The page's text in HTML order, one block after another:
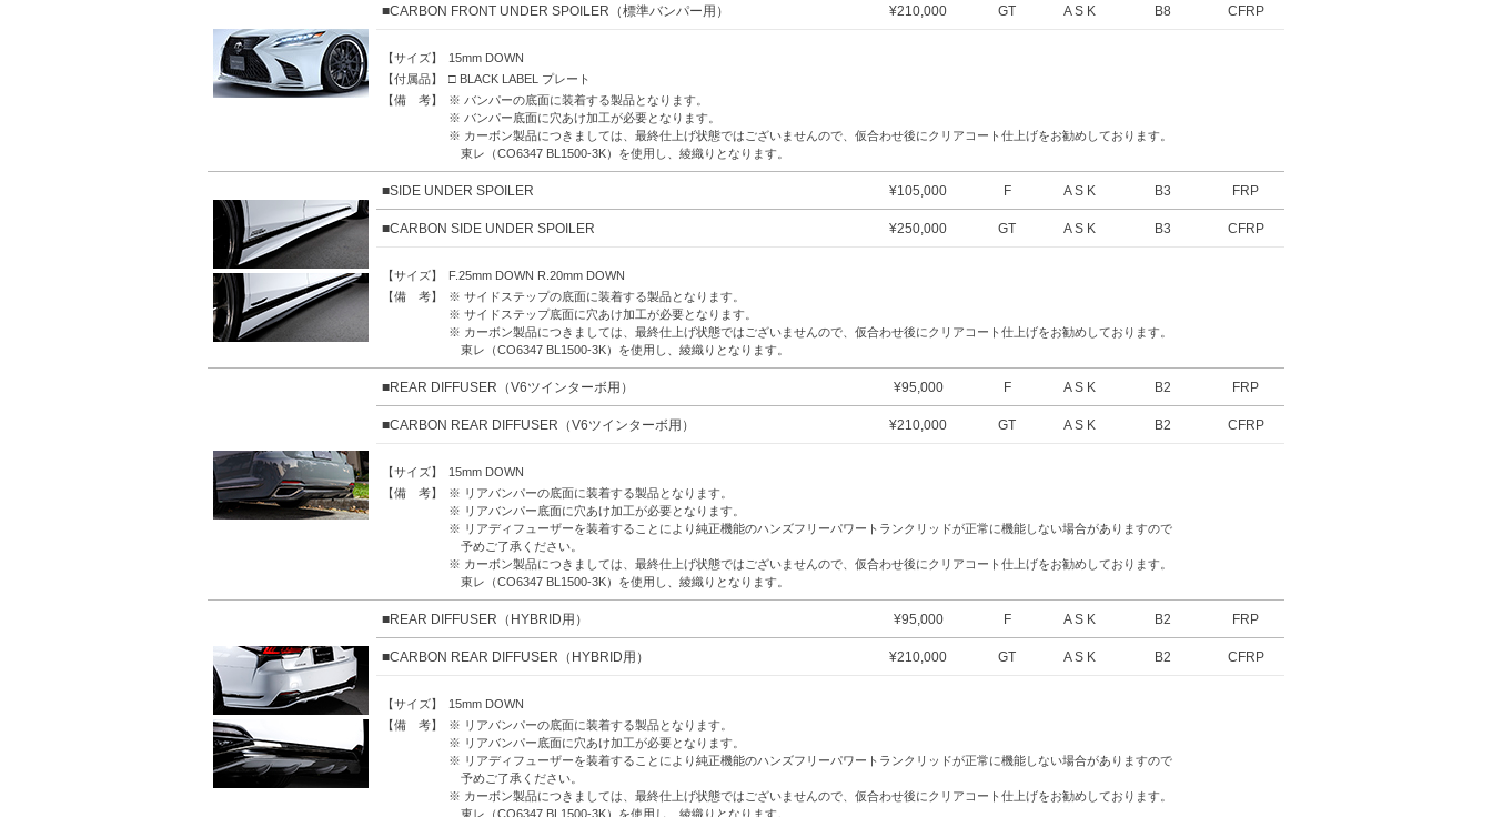
■CARBON FRONT UNDER SPOILER（標準バンパー用） ¥210,000 GT A S K B8 CFRP
【サイズ】
15mm DOWN
【付属品】
□ BLACK LABEL プレート
【備 考】
※ バンパーの底面に装着する製品となります。
※ バンパー底面に穴あけ加工が必要となります。
※ カーボン製品につきましては、最終仕上げ状態ではございませんので、仮合わせ後にクリアコート仕上げをお勧めしております。
東レ（CO6347 BL1500-3K）を使用し、綾織りとなります。
■SIDE UNDER SPOILER ¥105,000 F A S K B3 FRP
■CARBON SIDE UNDER SPOILER ¥250,000 GT A S K B3 CFRP
【サイズ】
F.25mm DOWN R.20mm DOWN
【備 考】
※ サイドステップの底面に装着する製品となります。
※ サイドステップ底面に穴あけ加工が必要となります。
※ カーボン製品につきましては、最終仕上げ状態ではございませんので、仮合わせ後にクリアコート仕上げをお勧めしております。
東レ（CO6347 BL1500-3K）を使用し、綾織りとなります。
■REAR DIFFUSER（V6ツインターボ用） ¥95,000 F A S K B2 FRP
■CARBON REAR DIFFUSER（V6ツインターボ用） ¥210,000 GT A S K B2 CFRP
【サイズ】
15mm DOWN
【備 考】
※ リアバンパーの底面に装着する製品となります。
※ リアバンパー底面に穴あけ加工が必要となります。
※ リアディフューザーを装着することにより純正機能のハンズフリーパワートランクリッドが正常に機能しない場合がありますので
予めご了承ください。
※ カーボン製品につきましては、最終仕上げ状態ではございませんので、仮合わせ後にクリアコート仕上げをお勧めしております。
東レ（CO6347 BL1500-3K）を使用し、綾織りとなります。
■REAR DIFFUSER（HYBRID用） ¥95,000 F A S K B2 FRP
■CARBON REAR DIFFUSER（HYBRID用） ¥210,000 GT A S K B2 CFRP
【サイズ】
15mm DOWN
【備 考】
※ リアバンパーの底面に装着する製品となります。
※ リアバンパー底面に穴あけ加工が必要となります。
※ リアディフューザーを装着することにより純正機能のハンズフリーパワートランクリッドが正常に機能しない場合がありますので
予めご了承ください。
※ カーボン製品につきましては、最終仕上げ状態ではございませんので、仮合わせ後にクリアコート仕上げをお勧めしております。
東レ（CO6347 BL1500-3K）を使用し、綾織りとなります。